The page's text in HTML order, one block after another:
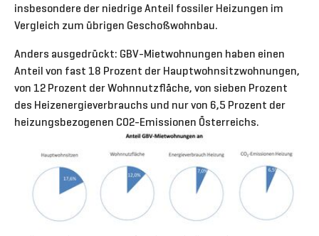
insbesondere der niedrige Anteil fossiler Heizungen im
Vergleich zum übrigen Geschoßwohnbau.
Anders ausgedrückt: GBV-Mietwohnungen haben einen
Anteil von fast 18 Prozent der Hauptwohnsitzwohnungen,
von 12 Prozent der Wohnnutzfläche, von sieben Prozent
des Heizenergieverbrauchs und nur von 6,5 Prozent der
heizungsbezogenen CO2-Emissionen Österreichs.